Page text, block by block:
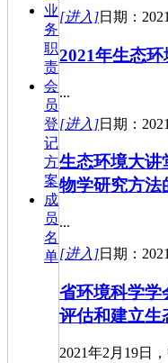
业
务
职
责
会
员
登
记
方
案
成
员
名
单
[进入]日期：
2021年生态
...
[进入]日期：
生态环境大
物学研究方法
...
[进入]日期：
省环境科学学
评估和建立生
2021年2月19日